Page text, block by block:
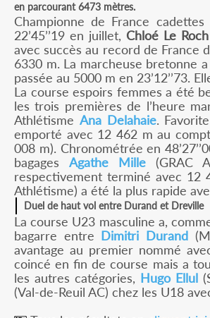
en parcourant 6473 mètres.
Championne de France
22’45’’19 en juillet, Chloé Le Roch
avec succès au record de France
6330 m. La marcheuse bretonne
passée au 5000 m en 23’12’’73.
La course espoirs femmes a été
les trois premières de l’heure
Athlétisme Ana Delahaie.
emporté avec 12 462 m au
008 m). Chronométrée en
bagages Agathe Mille(GRAC
respectivement terminé avec 12
Athlétisme) a été la plus rapide
Duel de haut vol entre Durand et Dreville
La course U23 masculine a,
bagarre entre Dimitri Durand
avantage au premier nommé
coincé en fin de course mais a
les autres catégories, Hugo Ellul
(Val-de-Reuil AC) chez les U18